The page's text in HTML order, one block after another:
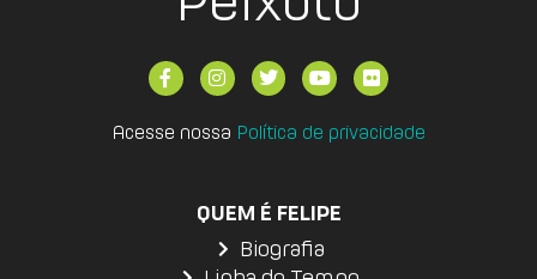
Acesse nossa Política de privacidade
QUEM É FELIPE
Biografia